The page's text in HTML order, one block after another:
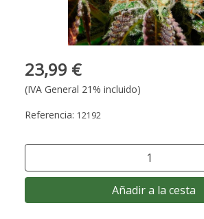
23,99 €
(IVA General 21% incluido)
Referencia: 12192
Añadir a la cesta